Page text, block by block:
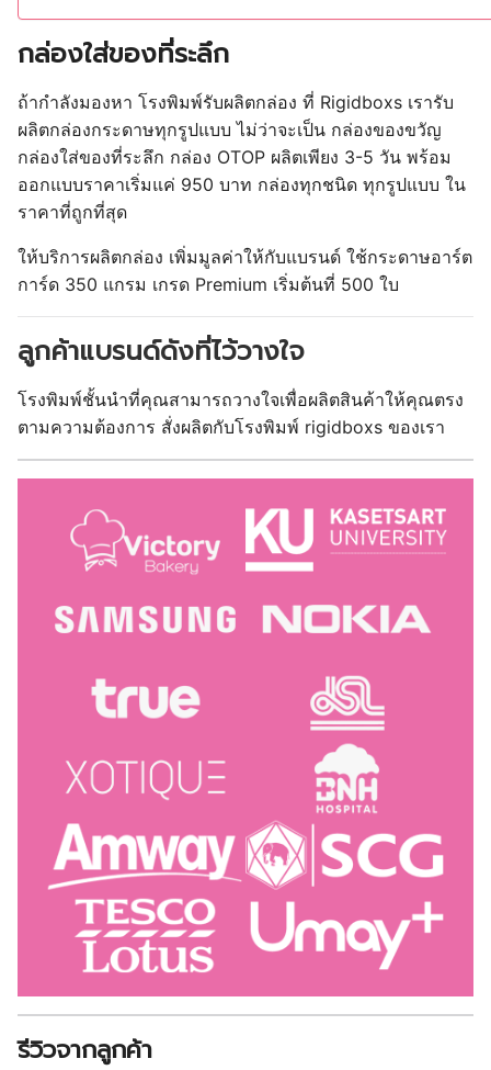
กล่องใส่ของที่ระลึก
ถ้ากำลังมองหา โรงพิมพ์รับผลิตกล่อง ที่ Rigidboxs เรารับ
ผลิตกล่องกระดาษทุกรูปแบบ ไม่ว่าจะเป็น กล่องของขวัญ
กล่องใส่ของที่ระลึก กล่อง OTOP ผลิตเพียง 3-5 วัน พร้อม
ออกแบบราคาเริ่มแค่ 950 บาท กล่องทุกชนิด ทุกรูปแบบ ใน
ราคาที่ถูกที่สุด
ให้บริการผลิตกล่อง เพิ่มมูลค่าให้กับแบรนด์ ใช้กระดาษอาร์ต
การ์ด 350 แกรม เกรด Premium เริ่มต้นที่ 500 ใบ
ลูกค้าแบรนด์ดังที่ไว้วางใจ
โรงพิมพ์ชั้นนำที่คุณสามารถวางใจเพื่อผลิตสินค้าให้คุณตรง
ตามความต้องการ สั่งผลิตกับโรงพิมพ์ rigidboxs ของเรา
รีวิวจากลูกค้า